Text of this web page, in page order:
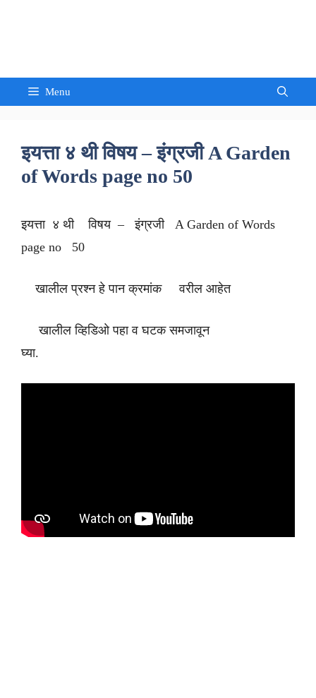
Menu
इयत्ता ४ थी विषय – इंग्रजी A Garden
of Words page no 50
इयत्ता ४ थी विषय – इंग्रजी A Garden of Words
page no 50
खालील प्रश्न हे पान क्रमांक वरील आहेत
खालील व्हिडिओ पहा व घटक समजावून
घ्या.